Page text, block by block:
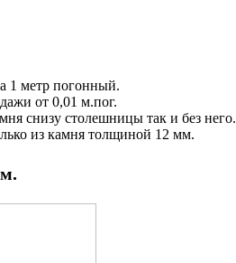
1 метр погонный.
от 0,01 м.пог.
снизу столешницы так и без него.
из камня толщиной 12 мм.